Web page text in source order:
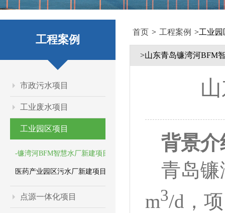
工程案例
市政污水项目
工业废水项目
工业园区项目
-镰湾河BFM智慧水厂新建项目
医药产业园区污水厂新建项目
点源一体化项目
首页 > 工程案例 >工业
>山东青岛镰湾河BFM
背景介
青岛
m3/d，